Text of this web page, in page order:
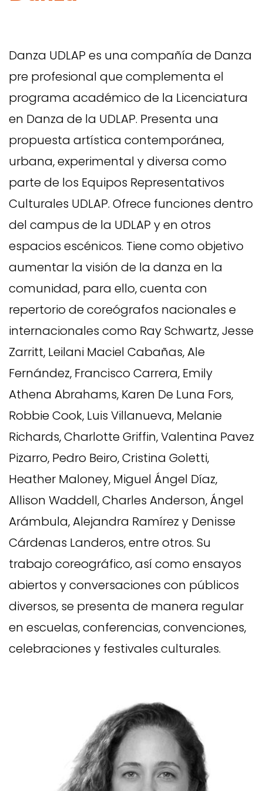
Danza UDLAP es una compañía de Danza
pre profesional que complementa el
programa académico de la Licenciatura
en Danza de la UDLAP. Presenta una
propuesta artística contemporánea,
urbana, experimental y diversa como
parte de los Equipos Representativos
Culturales UDLAP. Ofrece funciones dentro
del campus de la UDLAP y en otros
espacios escénicos. Tiene como objetivo
aumentar la visión de la danza en la
comunidad, para ello, cuenta con
repertorio de coreógrafos nacionales e
internacio­nales como Ray Schwartz, Jesse
Zarritt, Leilani Maciel Cabañas, Ale
Fernández, Francis­co Carrera, Emily
Athena Abrahams, Karen De Luna Fors,
Robbie Cook, Luis Villanueva, Melanie
Richards, Charlotte Griffin, Valentina Pavez
Pizarro, Pedro Beiro, Cristina Go­letti,
Heather Maloney, Miguel Ángel Díaz,
Allison Waddell, Charles Anderson, Ángel
Arámbula, Alejandra Ramírez y Denisse
Cárdenas Landeros, entre otros. Su
trabajo coreográfico, así como ensayos
abiertos y conversaciones con públicos
diversos, se presenta de manera regular
en escuelas, conferencias, convenciones,
celebraciones y festivales culturales.